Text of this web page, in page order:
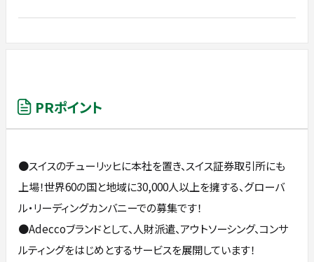
PRポイント
●スイスのチューリッヒに本社を置き、スイス証券取引所にも
上場！世界60の国と地域に30,000人以上を擁する、グローバ
ル・リーディングカンバニーでの募集です！
●Adeccoブランドとして、人財派遣、アウトソーシング、コンサ
ルティングをはじめとするサービスを展開しています！